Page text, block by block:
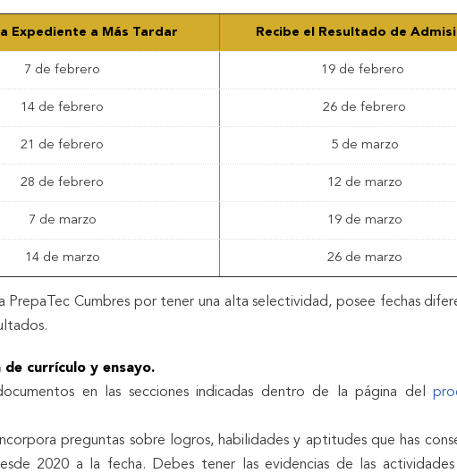
Expediente a Más Tardar Recibe el Resultado de
7 de febrero 19 de febrero
14 de febrero 26 de febrero
21 de febrero 5 de marzo
28 de febrero 12 de marzo
7 de marzo 19 de marzo
14 de marzo 26 de marzo
PrepaTec Cumbres por tener una alta selectividad, posee fechas
de currículo y ensayo.
en las secciones indicadas dentro de la página del
preguntas sobre logros, habilidades y aptitudes que has
2020 a la fecha. Debes tener las evidencias de las